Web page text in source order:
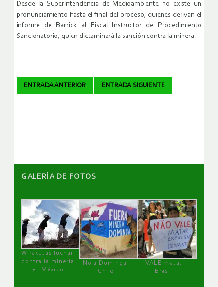
Desde la Superintendencia de Medioambiente no existe un
pronunciamiento hasta el final del proceso, quienes derivan el
informe de Barrick al Fiscal Instructor de Procedimiento
Sancionatorio, quien dictaminará la sanción contra la minera.
Navegador
ENTRADA ANTERIOR ENTRADA SIGUIENTE
GALERÌA DE FOTOS
Wirakutas luchan
contra la minería
en México
No a Dominga,
Chile
VALE mata,
Brasil